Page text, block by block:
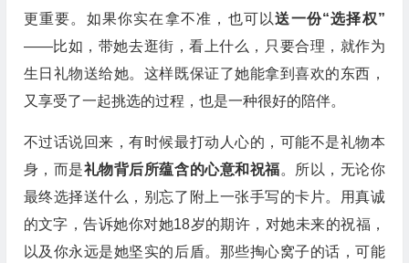
更重要。如果你实在拿不准，也可以送一份“选择权”
——比如，带她去逛街，看上什么，只要合理，就作为
生日礼物送给她。这样既保证了她能拿到喜欢的东西，
又享受了一起挑选的过程，也是一种很好的陪伴。
不过话说回来，有时候最打动人心的，可能不是礼物本
身，而是礼物背后所蕴含的心意和祝福。所以，无论你
最终选择送什么，别忘了附上一张手写的卡片。用真诚
的文字，告诉她你对她18岁的期许，对她未来的祝福，
以及你永远是她坚实的后盾。那些掏心窝子的话，可能